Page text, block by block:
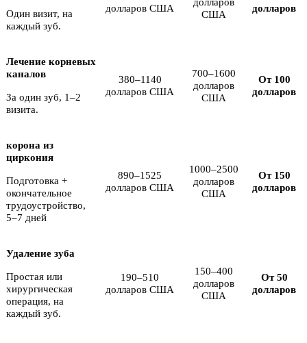
Один визит, на
каждый зуб.
долларов США
США
долларов
Лечение корневых
каналов
За один зуб, 1–2
визита.
380–1140
долларов США
700–1600
долларов
США
От 100
долларов
корона из
циркония
Подготовка +
окончательное
трудоустройство,
5–7 дней
890–1525
долларов США
1000–2500
долларов
США
От 150
долларов
Удаление зуба
Простая или
хирургическая
операция, на
каждый зуб.
190–510
долларов США
150–400
долларов
США
От 50
долларов